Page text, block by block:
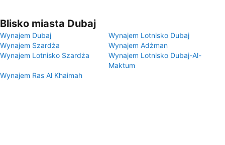
Blisko miasta Dubaj
Wynajem Dubaj
Wynajem Lotnisko Dubaj
Wynajem Szardża
Wynajem Adżman
Wynajem Lotnisko Szardża
Wynajem Lotnisko Dubaj-Al-
Maktum
Wynajem Ras Al Khaimah